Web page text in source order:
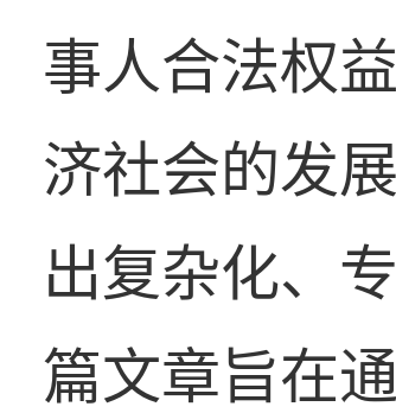
事人合法权
济社会的发
出复杂化、
篇文章旨在